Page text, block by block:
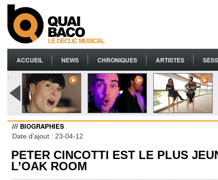
ACCUEIL NEWS CHRONIQUES ARTISTES
.
/// BIOGRAPHIES
Date d'ajout : 23-04-12
PETER CINCOTTI EST LE PLUS
L’OAK ROOM